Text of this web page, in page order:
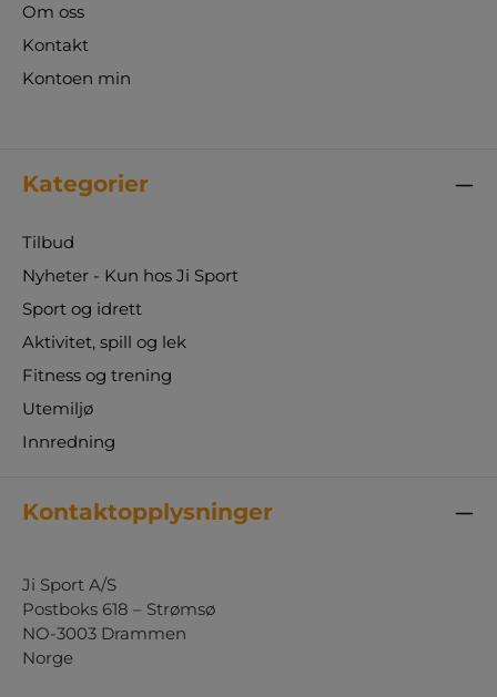
Om oss
Kontakt
Kontoen min
Kategorier
Tilbud
Nyheter - Kun hos Ji Sport
Sport og idrett
Aktivitet, spill og lek
Fitness og trening
Utemiljø
Innredning
Kontaktopplysninger
Ji Sport A/S
Postboks 618 – Strømsø
NO-3003 Drammen
Norge